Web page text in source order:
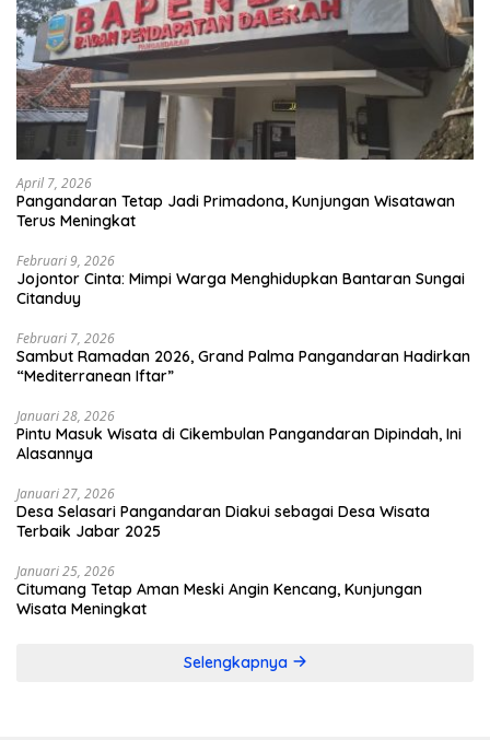
April 7, 2026
Pangandaran Tetap Jadi Primadona, Kunjungan Wisatawan
Terus Meningkat
Februari 9, 2026
Jojontor Cinta: Mimpi Warga Menghidupkan Bantaran Sungai
Citanduy
Februari 7, 2026
Sambut Ramadan 2026, Grand Palma Pangandaran Hadirkan
“Mediterranean Iftar”
Januari 28, 2026
Pintu Masuk Wisata di Cikembulan Pangandaran Dipindah, Ini
Alasannya
Januari 27, 2026
Desa Selasari Pangandaran Diakui sebagai Desa Wisata
Terbaik Jabar 2025
Januari 25, 2026
Citumang Tetap Aman Meski Angin Kencang, Kunjungan
Wisata Meningkat
Selengkapnya